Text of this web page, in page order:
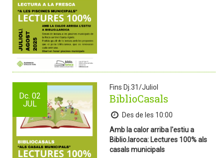
Dc. 02
JUL
Fins Dj.31/Juliol
BiblioCasals
Des de les 10:00
Amb la calor arriba l'estiu a
Biblio.laroca: Lectures 100% als
casals municipals